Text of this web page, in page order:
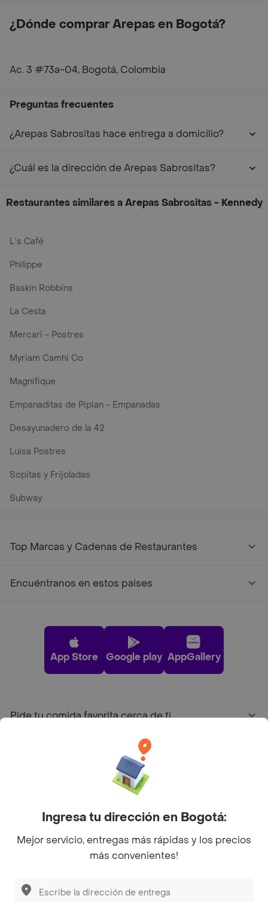
¿Dónde comprar Arepas en Bogotá?
Ac. 3 #73a-04, Bogotá, Colombia
Preguntas frecuentes
¿Arepas Sabrositas hace entrega a domicilio?
¿Cuál es la dirección de Arepas Sabrositas?
Restaurantes similares a Arepas Sabrositas - Kennedy
L´s Café
Philippe
Baskin Robbins
La Cesta
Mercari - Postres
Myriam Camhi Co
Magnifique
Empanaditas de Pipian - Empanadas
Desayunadero de la 42
Luisa Postres
Sopitas y Frijoladas
Subway
Top Marcas y Cadenas de Restaurantes
Encuéntranos en estos países
App Store Google play AppGallery
Pide tu comida favorita cerca de ti
Sobre Rappi
Facebook
Twitter
Instagram
©2026Rappi Inc. All rights reserved.
Ingresa tu dirección en Bogotá:
Mejor servicio, entregas más rápidas y los precios
más convenientes!